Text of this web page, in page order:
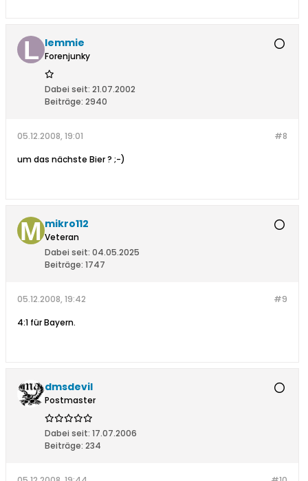
lemmie
Forenjunky
Dabei seit: 21.07.2002
Beiträge: 2940
#8
05.12.2008, 19:01
um das nächste Bier ? ;-)
mikro112
Veteran
Dabei seit: 04.05.2025
Beiträge: 1747
#9
05.12.2008, 19:42
4:1 für Bayern.
dmsdevil
Postmaster
Dabei seit: 17.07.2006
Beiträge: 234